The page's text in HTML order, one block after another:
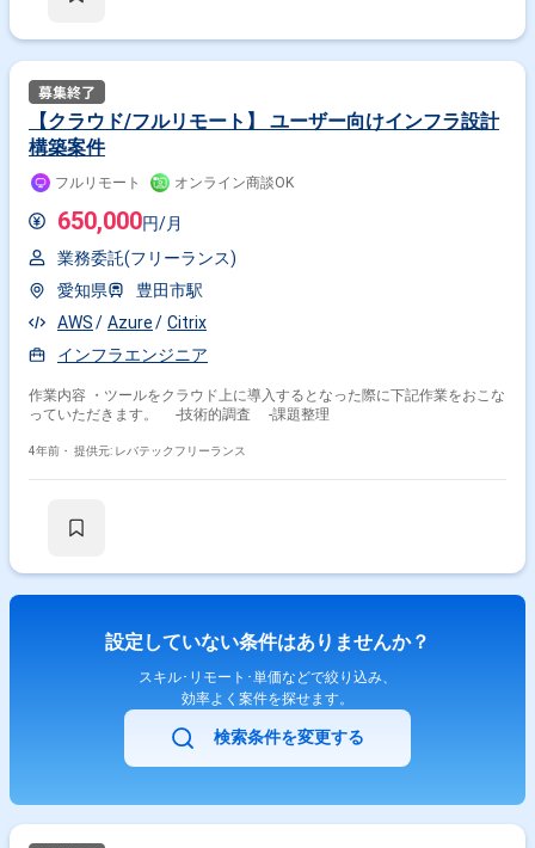
【クラウド/フルリモート】 ユーザー向けインフラ設計
構築案件
フルリモート オンライン商談OK
650,000円/月
業務委託(フリーランス)
愛知県
豊田市駅
AWS
Azure
Citrix
インフラエンジニア
作業内容 ・ツールをクラウド上に導入するとなった際に下記作業をおこな
っていただきます。 -技術的調査 -課題整理
4年前・ 提供元: レバテックフリーランス
設定していない条件はありませんか？
スキル･リモート･単価などで絞り込み、
効率よく案件を探せます。
検索条件を変更する